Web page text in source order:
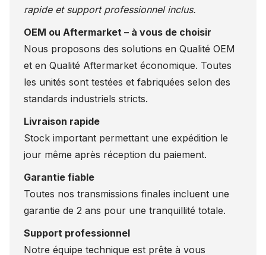
rapide et support professionnel inclus.
OEM ou Aftermarket – à vous de choisir
Nous proposons des solutions en Qualité OEM
et en Qualité Aftermarket économique. Toutes
les unités sont testées et fabriquées selon des
standards industriels stricts.
Livraison rapide
Stock important permettant une expédition le
jour même après réception du paiement.
Garantie fiable
Toutes nos transmissions finales incluent une
garantie de 2 ans pour une tranquillité totale.
Support professionnel
Notre équipe technique est prête à vous